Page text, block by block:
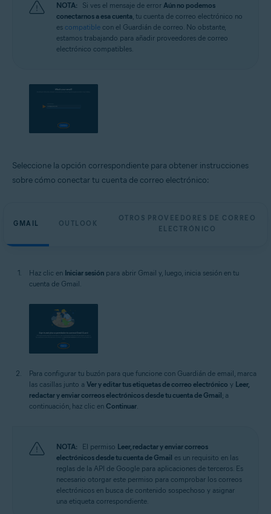
NOTA: Si ves el mensaje de error Aún no podemos
conectarnos a esa cuenta, tu cuenta de correo electrónico no
es compatible con el Guardián de correo. No obstante,
estamos trabajando para añadir proveedores de correo
electrónico compatibles.
Seleccione la opción correspondiente para obtener instrucciones
sobre cómo conectar tu cuenta de correo electrónico:
GMAIL OUTLOOK
OTROS PROVEEDORES DE CORREO
ELECTRÓNICO
Haz clic en Iniciar sesión para abrir Gmail y, luego, inicia sesión en tu
cuenta de Gmail.
Para configurar tu buzón para que funcione con Guardián de email, marca
las casillas junto a Ver y editar tus etiquetas de correo electrónico y Leer,
redactar y enviar correos electrónicos desde tu cuenta de Gmail; a
continuación, haz clic en Continuar
NOTA: El permiso Leer, redactar y enviar correos
electrónicos desde tu cuenta de Gmail es un requisito en las
reglas de la API de Google para aplicaciones de terceros. Es
necesario otorgar este permiso para comprobar los correos
electrónicos en busca de contenido sospechoso y asignar
una etiqueta correspondiente.